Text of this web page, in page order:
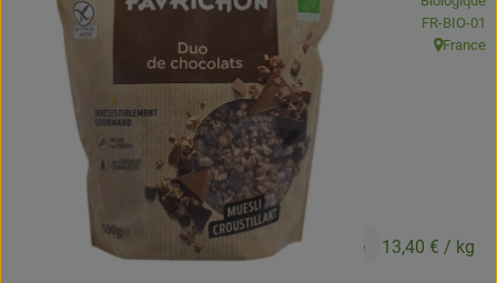
Boissons
Accessoires et divers
Cosmétique et hygiène
Pour vous 6,70 € / piece 13,40 € / kg
, Autorité
FR-BIO-01
, Origine:
France